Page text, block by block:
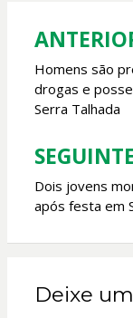
de
Post
Homens são
drogas e
Serra Talhada
Dois jovens
após festa em
Deixe